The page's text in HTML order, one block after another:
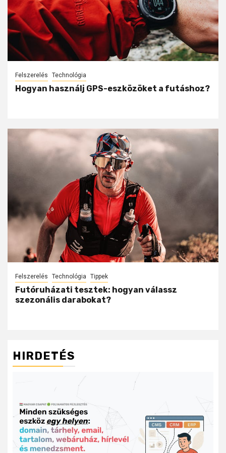
Felszerelés Technológia
Hogyan használj GPS-eszközöket a futáshoz?
Felszerelés Technológia Tippek
Futóruházati tesztek: hogyan válassz
szezonális darabokat?
HIRDETÉS